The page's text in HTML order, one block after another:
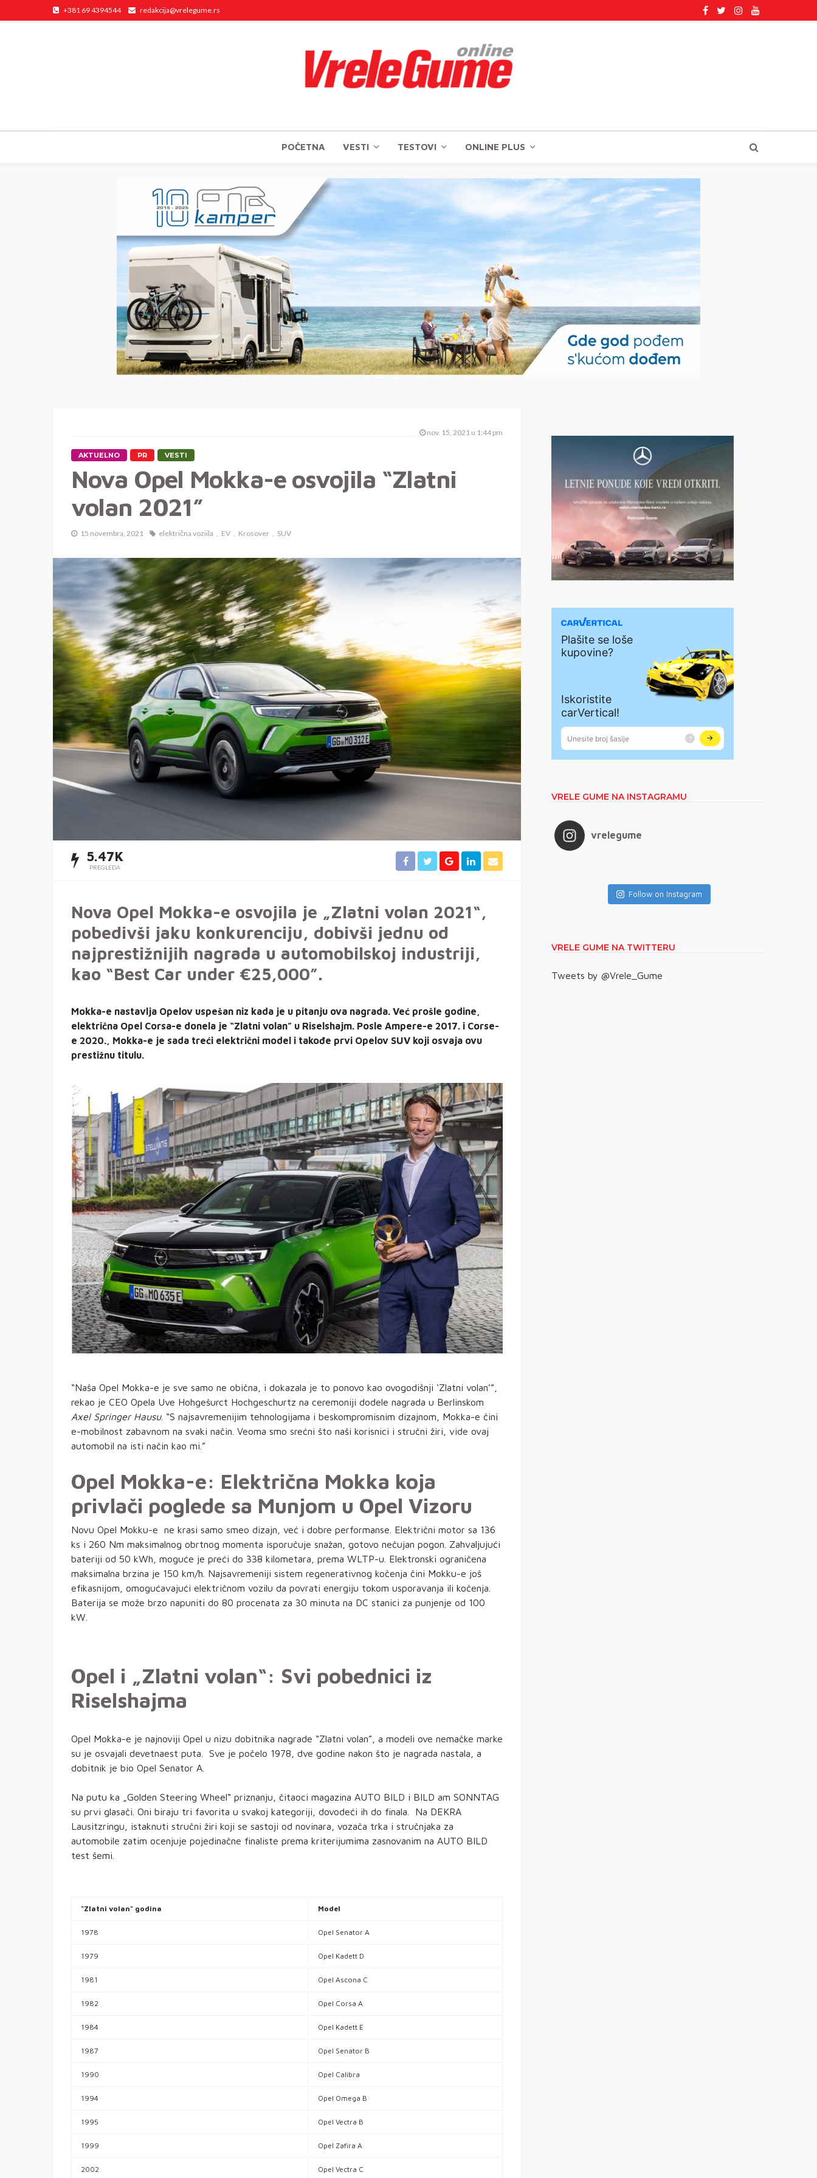
+381 69 4394544 redakcija@vrelegume.rs
POČETNA VESTI TESTOVI ONLINE PLUS
nov. 15, 2021 u 1:44 pm
AKTUELNO PR VESTI
Nova Opel Mokka-e osvojila “Zlatni
volan 2021”
15 novembra, 2021 električna voziila EV Krosover SUV
5.47K
PREGLEDA
Nova Opel Mokka-e osvojila je „Zlatni volan 2021“,
pobedivši jaku konkurenciju, dobivši jednu od
najprestižnijih nagrada u automobilskoj industriji,
kao “Best Car under €25,000”.
Mokka-e nastavlja Opelov uspešan niz kada je u pitanju ova nagrada. Već prošle godine,
električna Opel Corsa-e donela je “Zlatni volan” u Riselshajm. Posle Ampere-e 2017. i Corse-
e 2020., Mokka-e je sada treći električni model i takođe prvi Opelov SUV koji osvaja ovu
prestižnu titulu.
“Naša Opel Mokka-e je sve samo ne obična, i dokazala je to ponovo kao ovogodišnji ‘Zlatni volan’”,
rekao je CEO Opela Uve Hohgešurct Hochgeschurtz na ceremoniji dodele nagrada u Berlinskom
Axel Springer Hausu. “S najsavremenijim tehnologijama i beskompromisnim dizajnom, Mokka-e čini
e-mobilnost zabavnom na svaki način. Veoma smo srećni što naši korisnici i stručni žiri, vide ovaj
automobil na isti način kao mi.”
Opel Mokka-e: Električna Mokka koja
privlači poglede sa Munjom u Opel Vizoru
Novu Opel Mokku-e ne krasi samo smeo dizajn, već i dobre performanse. Električni motor sa 136
ks i 260 Nm maksimalnog obrtnog momenta isporučuje snažan, gotovo nečujan pogon. Zahvaljujući
bateriji od 50 kWh, moguće je preći do 338 kilometara, prema WLTP-u. Elektronski ograničena
maksimalna brzina je 150 km/h. Najsavremeniji sistem regenerativnog kočenja čini Mokku-e još
efikasnijom, omogućavajući električnom vozilu da povrati energiju tokom usporavanja ili kočenja.
Baterija se može brzo napuniti do 80 procenata za 30 minuta na DC stanici za punjenje od 100
kW.
Opel i „Zlatni volan“: Svi pobednici iz
Riselshajma
Opel Mokka-e je najnoviji Opel u nizu dobitnika nagrade “Zlatni volan”, a modeli ove nemačke marke
su je osvajali devetnaest puta. Sve je počelo 1978, dve godine nakon što je nagrada nastala, a
dobitnik je bio Opel Senator A.
Na putu ka „Golden Steering Wheel“ priznanju, čitaoci magazina AUTO BILD i BILD am SONNTAG
su prvi glasači. Oni biraju tri favorita u svakoj kategoriji, dovodeći ih do finala. Na DEKRA
Lausitzringu, istaknuti stručni žiri koji se sastoji od novinara, vozača trka i stručnjaka za
automobile zatim ocenjuje pojedinačne finaliste prema kriterijumima zasnovanim na AUTO BILD
test šemi.
“Zlatni volan” godina Model
1978 Opel Senator A
1979 Opel Kadett D
1981 Opel Ascona C
1982 Opel Corsa A
1984 Opel Kadett E
1987 Opel Senator B
1990 Opel Calibra
1994 Opel Omega B
1995 Opel Vectra B
1999 Opel Zafira A
2002 Opel Vectra C
VRELE GUME NA INSTAGRAMU
vrelegume
Follow on Instagram
VRELE GUME NA TWITTERU
Tweets by @Vrele_Gume